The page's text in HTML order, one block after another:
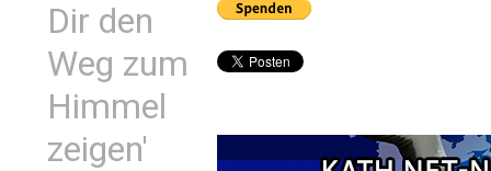
Dir den
Weg zum
Himmel
zeigen'